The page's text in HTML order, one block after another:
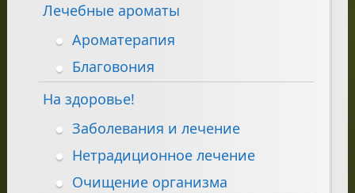
Лечебные ароматы
Ароматерапия
Благовония
На здоровье!
Заболевания и лечение
Нетрадиционное лечение
Очищение организма